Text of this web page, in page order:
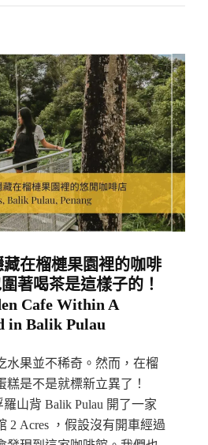
藏在榴槤果園裡的咖啡
著喝茶是這樣子的！
Cafe Within A
in Balik Pulau
水果並不稀奇。然而，在榴
是不是就標新立異了！
山背 Balik Pulau 開了一家
2 Acres ，假設沒有開車經過